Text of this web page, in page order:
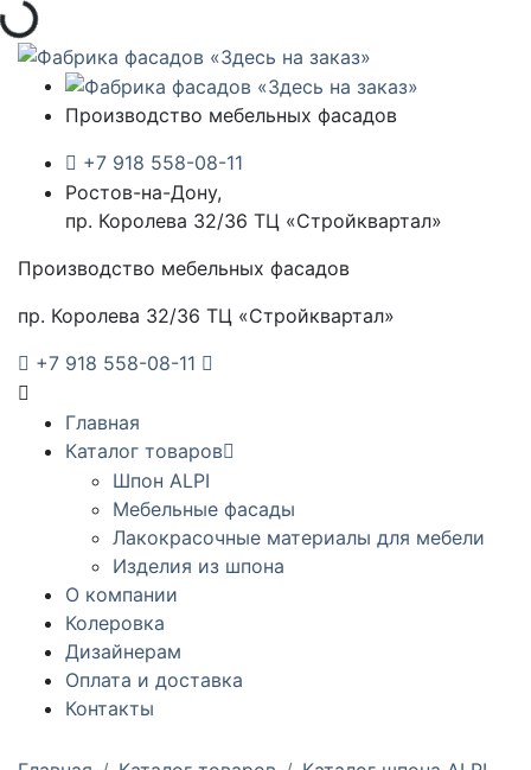
Производство мебельных фасадов
+7 918 558-08-11
Ростов-на-Дону,
пр. Королева 32/36 ТЦ «Стройквартал»
Производство мебельных фасадов
пр. Королева 32/36 ТЦ «Стройквартал»
+7 918 558-08-11
Главная
Каталог товаров
Шпон ALPI
Мебельные фасады
Лакокрасочные материалы для мебели
Изделия из шпона
О компании
Колеровка
Дизайнерам
Оплата и доставка
Контакты